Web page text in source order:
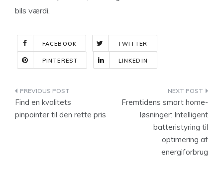
bils værdi.
FACEBOOK TWITTER
PINTEREST LINKEDIN
Indlægsnavigation
Find en kvalitets
pinpointer til den rette pris
Fremtidens smart home-
løsninger: Intelligent
batteristyring til
optimering af
energiforbrug